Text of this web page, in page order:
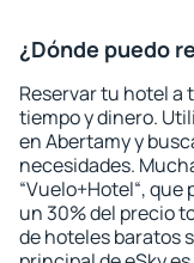
¿Dónde puedo
Reservar tu hotel a
tiempo y dinero.
en Abertamy y
necesidades.
“Vuelo+Hotel“,
un 30% del precio
de hoteles baratos